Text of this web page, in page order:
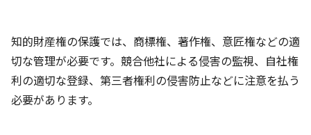
知的財産権の保護では、商標権、著作権、意匠権などの適
切な管理が必要です。競合他社による侵害の監視、自社権
利の適切な登録、第三者権利の侵害防止などに注意を払う
必要があります。